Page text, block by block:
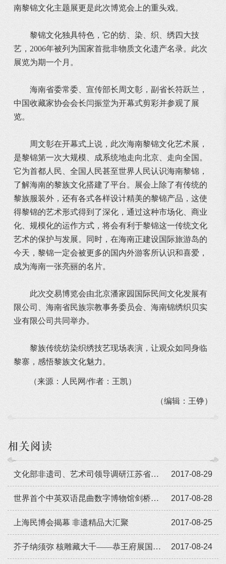
南黎锦文化主题展更是此次博览会上的重头戏。
黎锦文化独具特色，它的纺、染、织、绣四大技
艺，2006年被列为国家首批非物质文化遗产名录。此次
展览为期一个月。
海南省委常委、宣传部长周文彰，副省长符跃兰，
中国收藏家协会会长闫振堂为开幕式剪彩并参观了展
览。
周文彰在开幕式上说，此次海南黎锦文化艺术展，
是黎锦第一次大规模、成系统地走向北京、走向全国。
它为首都人民、全国人民甚至世界人民认识海南黎锦，
了解海南的黎族文化搭建了平台。展会上除了有传统的
黎族服装外，还有各式各样设计精美的黎锦产品，这使
得黎锦的艺术形式得到了深化，通过这种市场化、商业
化、规模化的运作方式，将会有利于黎锦这一传统文化
艺术的保护与发展。同时，在海南正建设国际旅游岛的
今天，黎锦一定会被更多的国内外游客所认识和喜爱，
成为海南一张亮丽的名片。
此次交易博览会由北京潘家园国际民间文化发展有
限公司、海南省民族宗教事务委员会、海南锦绣织贝实
业有限公司共同举办。
黎族传统纺染织绣技艺现场表演，让观众如同身临
黎寨，感悟黎族文化魅力。
（来源：人民网/作者：王凯）
（编辑：王铮）
相关阅读
2017-08-29
文化部非遗司、艺术司领导调研江苏省戏剧学校
2017-08-28
世界首个中英双语昆曲数字博物馆剑桥大学开通
2017-08-25
上海民博会揭幕 非遗精品大汇聚
2017-08-24
芥子纳须弥 核雕藏大千——恭王府展国家级非遗传统核雕精品